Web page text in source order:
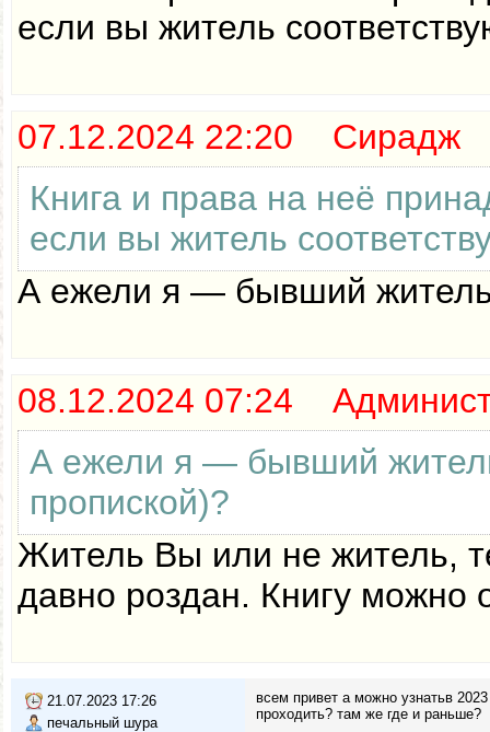
если вы житель
07.12.2024 22:20 Сирадж
Книга и права на неё
если вы житель
А ежели я — бывший житель
08.12.2024 07:24
А ежели я — бывший
пропиской)?
Житель Вы или не житель,
давно роздан. Книгу можно
21.07.2023 17:26
печальный шура
всем привет а можно узнатьв
проходить? там же где и раньше?